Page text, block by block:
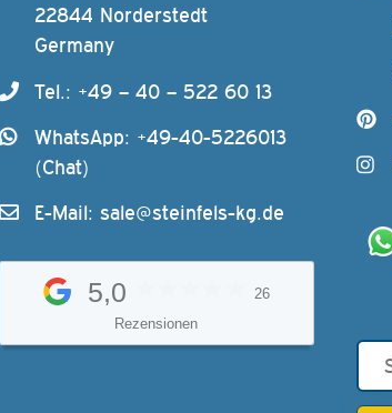
22844 Norderstedt
Germany
Tel.: +49 – 40 – 522 60 13
WhatsApp: +49-40-5226013
(Chat)
E-Mail:sale@steinfels-kg.de
5,0
26
Rezensionen